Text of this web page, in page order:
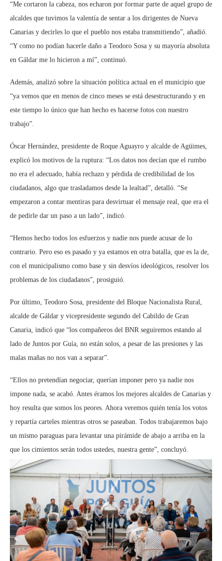
“Me cortaron la cabeza, nos echaron por formar parte de aquel grupo de
alcaldes que tuvimos la valentía de sentar a los dirigentes de Nueva
Canarias y decirles lo que el pueblo nos estaba transmitiendo”, añadió.
“Y como no podían hacerle daño a Teodoro Sosa y su mayoría absoluta
en Gáldar me lo hicieron a mí”, continuó.
Además, analizó sobre la situación política actual en el municipio que
“ya vemos que en menos de cinco meses se está desestructurando y en
este tiempo lo único que han hecho es hacerse fotos con nuestro
trabajo”.
Óscar Hernández, presidente de Roque Aguayro y alcalde de Agüimes,
explicó los motivos de la ruptura: “Los datos nos decían que el rumbo
no era el adecuado, había rechazo y pérdida de credibilidad de los
ciudadanos, algo que trasladamos desde la lealtad”, detalló. “Se
empezaron a contar mentiras para desvirtuar el mensaje real, que era el
de pedirle dar un paso a un lado”, indicó.
“Hemos hecho todos los esfuerzos y nadie nos puede acusar de lo
contrario. Pero eso es pasado y ya estamos en otra batalla, que es la de,
con el municipalismo como base y sin desvíos ideológicos, resolver los
problemas de los ciudadanos”, prosiguió.
Por último, Teodoro Sosa, presidente del Bloque Nacionalista Rural,
alcalde de Gáldar y vicepresidente segundo del Cabildo de Gran
Canaria, indicó que “los compañeros del BNR seguiremos estando al
lado de Juntos por Guía, no están solos, a pesar de las presiones y las
malas mañas no nos van a separar”.
“Ellos no pretendían negociar, querían imponer pero ya nadie nos
impone nada, se acabó. Antes éramos los mejores alcaldes de Canarias y
hoy resulta que somos los peores. Ahora veremos quién tenía los votos
y repartía carteles mientras otros se paseaban. Todos trabajaremos bajo
un mismo paraguas para levantar una pirámide de abajo a arriba en la
que los cimientos serán todos ustedes, nuestra gente”, concluyó.